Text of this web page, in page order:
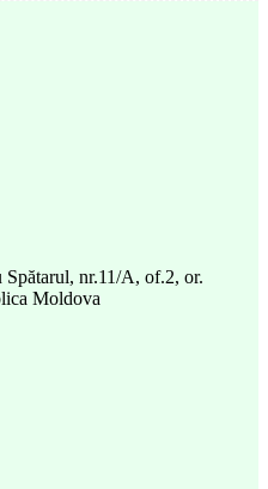
nr.11/A, of.2, or.
Moldova